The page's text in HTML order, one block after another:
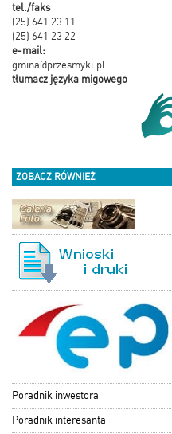
tel./faks
(25) 641 23 11
(25) 641 23 22
e-mail:
gmina@przesmyki.pl
tłumacz języka migowego
ZOBACZ RÓWNIEŻ
Poradnik inwestora
Poradnik interesanta